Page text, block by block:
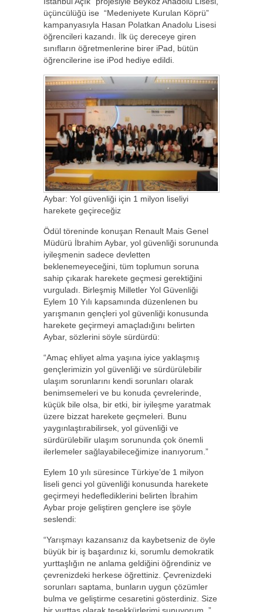
üçüncülüğü ise “Medeniyete Kurulan Köprü”
kampanyasıyla Hasan Polatkan Anadolu Lisesi
öğrencileri kazandı. İlk üç dereceye giren
sınıfların öğretmenlerine birer iPad, bütün
öğrencilerine ise iPod hediye edildi.
Aybar: Yol güvenliği için 1 milyon liseliyi
harekete geçireceğiz
Ödül töreninde konuşan Renault Mais Genel
Müdürü İbrahim Aybar, yol güvenliği sorununda
iyileşmenin sadece devletten
beklenemeyeceğini, tüm toplumun soruna
sahip çıkarak harekete geçmesi gerektiğini
vurguladı. Birleşmiş Milletler Yol Güvenliği
Eylem 10 Yılı kapsamında düzenlenen bu
yarışmanın gençleri yol güvenliği konusunda
harekete geçirmeyi amaçladığını belirten
Aybar, sözlerini söyle sürdürdü:
“Amaç ehliyet alma yaşına iyice yaklaşmış
gençlerimizin yol güvenliği ve sürdürülebilir
ulaşım sorunlarını kendi sorunları olarak
benimsemeleri ve bu konuda çevrelerinde,
küçük bile olsa, bir etki, bir iyileşme yaratmak
üzere bizzat harekete geçmeleri. Bunu
yaygınlaştırabilirsek, yol güvenliği ve
sürdürülebilir ulaşım sorununda çok önemli
ilerlemeler sağlayabileceğimize inanıyorum.”
Eylem 10 yılı süresince Türkiye’de 1 milyon
liseli genci yol güvenliği konusunda harekete
geçirmeyi hedeflediklerini belirten İbrahim
Aybar proje geliştiren gençlere ise şöyle
seslendi:
“Yarışmayı kazansanız da kaybetseniz de öyle
büyük bir iş başardınız ki, sorumlu demokratik
yurttaşlığın ne anlama geldiğini öğrendiniz ve
çevrenizdeki herkese öğrettiniz. Çevrenizdeki
sorunları saptama, bunların uygun çözümler
bulma ve geliştirme cesaretini gösterdiniz. Size